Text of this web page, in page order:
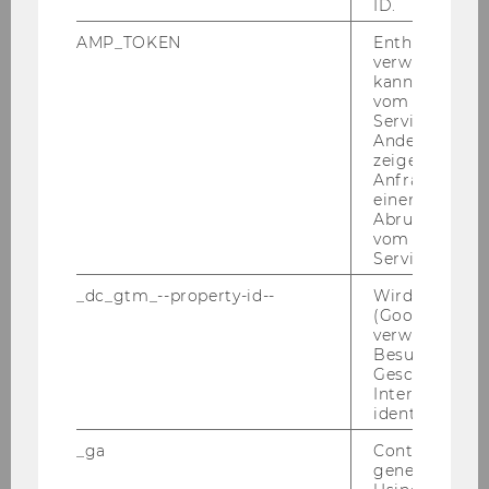
freut sich, zwei her­aus­ra­gen­de Per­sön­lich­kei­
ID.
AMP_TOKEN
Enthält ein
verwendet
kann, um
vom AMP-
Service
Andere
zeigen Opt-
Anfrage im
einen Fehler
Abrufen
vom AMP
Service an.
_dc_gtm_--property-id--
Wird von
(Google Tag
verwendet,
Besucher
Geschlecht
Interessen zu
identifizieren.
_ga
Contains a
generated